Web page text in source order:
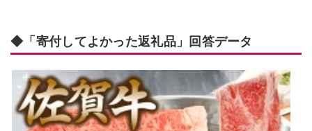
◆「寄付してよかった返礼品」回答データ